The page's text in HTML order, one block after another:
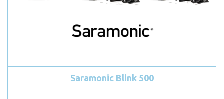
Saramonic Blink 500